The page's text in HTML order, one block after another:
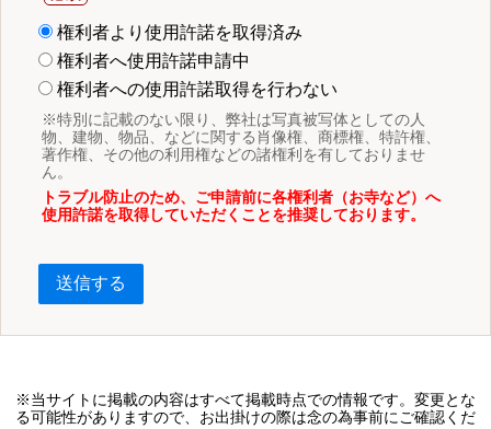
権利者より使用許諾を取得済み
権利者へ使用許諾申請中
権利者への使用許諾取得を行わない
※特別に記載のない限り、弊社は写真被写体としての人
物、建物、物品、などに関する肖像権、商標権、特許権、
著作権、その他の利用権などの諸権利を有しておりませ
ん。
トラブル防止のため、ご申請前に各権利者（お寺など）へ
使用許諾を取得していただくことを推奨しております。
送信する
※当サイトに掲載の内容はすべて掲載時点での情報です。変更とな
る可能性がありますので、お出掛けの際は念の為事前にご確認くだ